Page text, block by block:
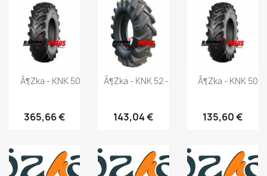
Ã¶zka - KNK 50 - 12.4-28 125A6
365,66 €
Ã¶zka - KNK 52 - 10/75-15.3 126A8
143,04 €
Ã¶zka - KNK 50 -
135,60 €